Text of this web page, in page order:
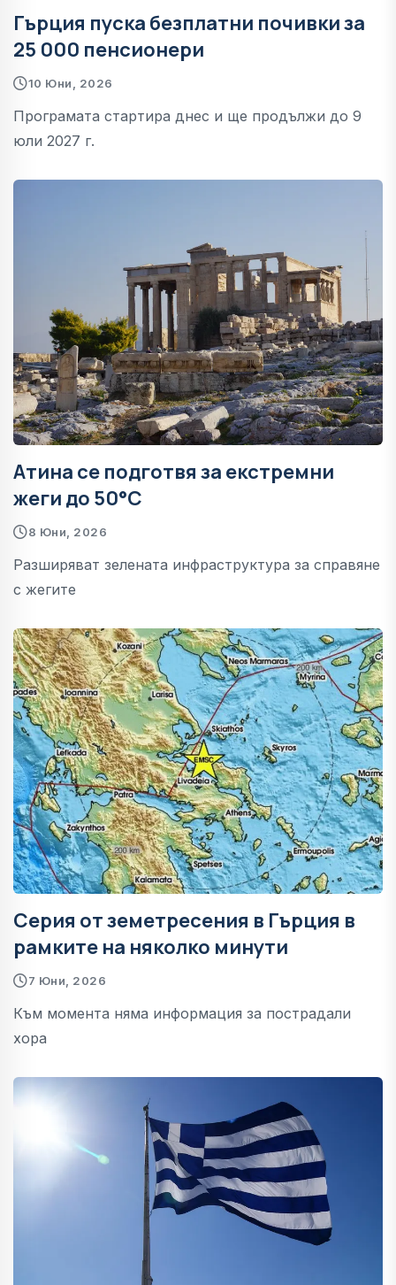
Гърция пуска безплатни почивки за
25 000 пенсионери
10 Юни, 2026
Програмата стартира днес и ще продължи до 9
юли 2027 г.
Атина се подготвя за екстремни
жеги до 50°C
8 Юни, 2026
Разширяват зелената инфраструктура за справяне
с жегите
Серия от земетресения в Гърция в
рамките на няколко минути
7 Юни, 2026
Към момента няма информация за пострадали
хора